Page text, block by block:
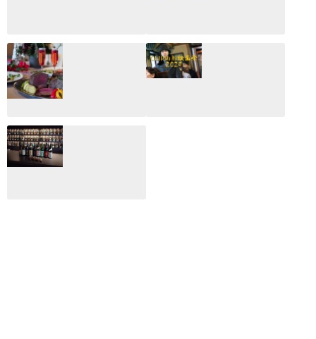
CLIP山形映画祭
2026：映画館派の
編集長が読む2025
年の映画ざっくり
総監
CLIP山形映画祭
2025：ほぼこれく
らいしか更新して
いない変なブログ
月のホテル☆4日
間限定！クリスマ
スディナーブッフ
ェ開催☆